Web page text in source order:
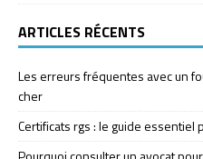
ARTICLES RÉCENTS
Les erreurs fréquentes avec un
cher
Certificats rgs : le guide